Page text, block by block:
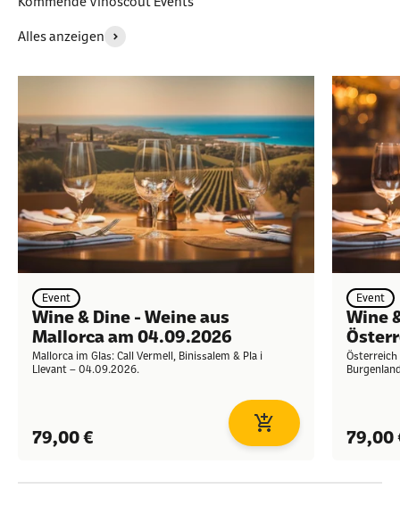
Alles anzeigen
Event
Wine & Dine - Weine aus
Mallorca am 04.09.2026
Mallorca im Glas: Call Vermell, Binissalem & Pla i
Llevant – 04.09.2026.
Angebot
79,00 € In den Warenkorb
Event
Wine
Österreich
79,00